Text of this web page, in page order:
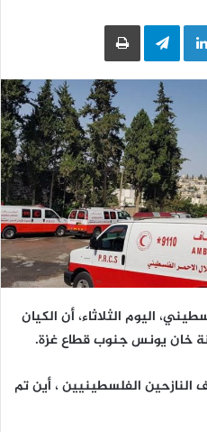
LinkedIn
Telegramطباعة
اليوم الثلاثاء، أن الكيان
خان يونس جنوب قطاع غزة.
النازحين الفلسطينيين ، أين تم